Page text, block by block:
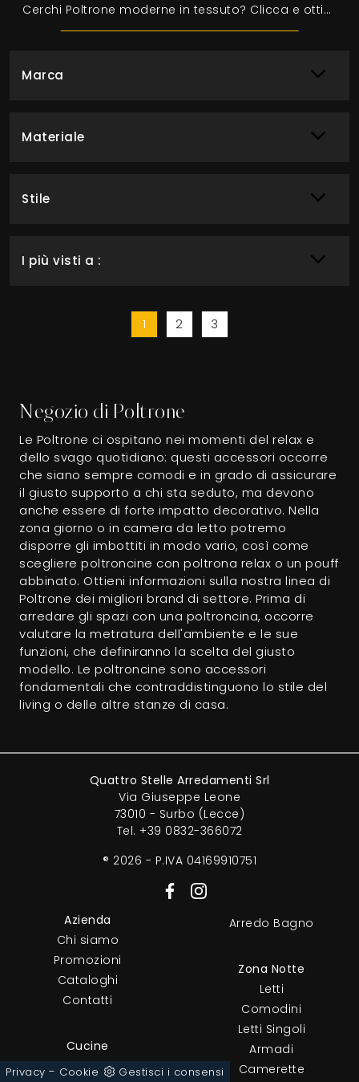
Marca
Materiale
Stile
I più visti a :
Cerchi Poltrone moderne in tessuto? Clicca e ottieni informazioni sul modello Vanessa di Tomasella.
1 2 3
Negozio di Poltrone
Le Poltrone ci ospitano nei momenti del relax e
dello svago quotidiano: questi accessori occorre
che siano sempre comodi e in grado di assicurare
il giusto supporto a chi sta seduto, ma devono
anche essere di forte impatto decorativo. Nella
zona giorno o in camera da letto potremo
disporre gli imbottiti in modo vario, così come
scegliere poltroncine con poltrona relax o un pouff
abbinato. Ottieni informazioni sulla nostra linea di
Poltrone dei migliori brand di settore. Prima di
arredare gli spazi con una poltroncina, occorre
valutare la metratura dell'ambiente e le sue
funzioni, che definiranno la scelta del giusto
modello. Le poltroncine sono accessori
fondamentali che contraddistinguono lo stile del
living o delle altre stanze di casa.
Quattro Stelle Arredamenti Srl
Via Giuseppe Leone
73010 - Surbo (Lecce)
Tel. +39 0832-366072
® 2026 - P.IVA 04169910751
Azienda
Chi siamo
Promozioni
Cataloghi
Contatti
Cucine
Cucine Moderne
Arredo Bagno
Zona Notte
Letti
Comodini
Letti Singoli
Armadi
Camerette
Privacy - Cookie Gestisci i consensi